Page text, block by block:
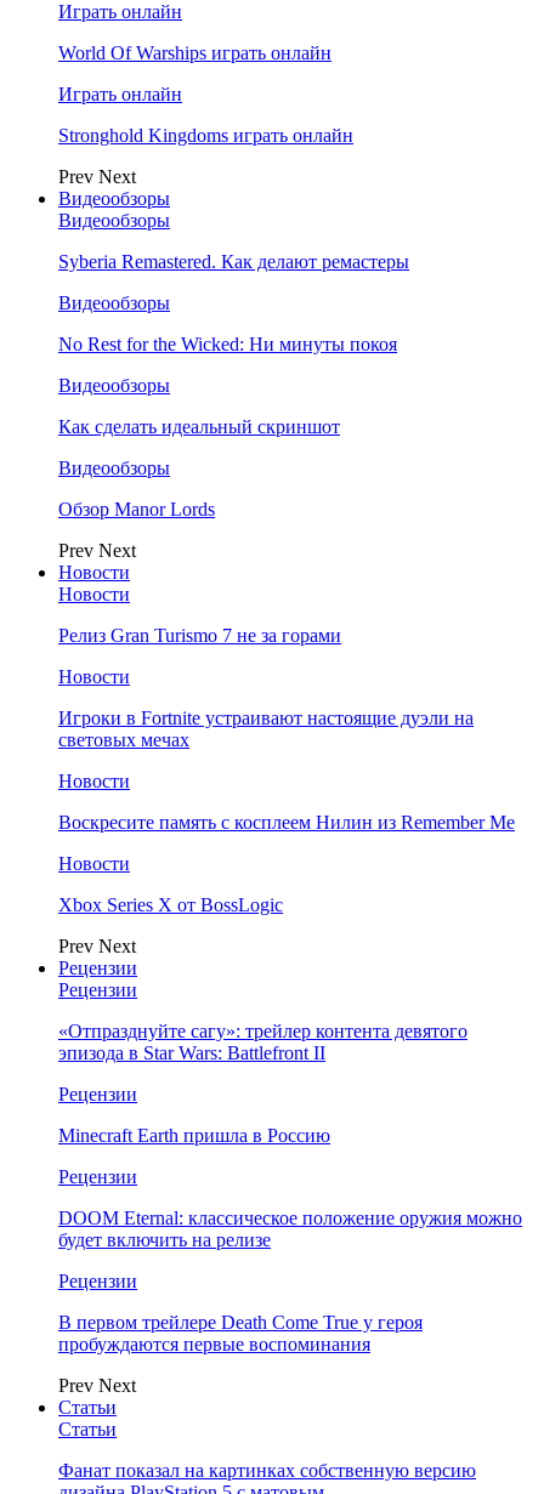
Играть онлайн
World Of Warships играть онлайн
Играть онлайн
Stronghold Kingdoms играть онлайн
Prev Next
Видеообзоры
Видеообзоры
Syberia Remastered. Как делают ремастеры
Видеообзоры
No Rest for the Wicked: Ни минуты покоя
Видеообзоры
Как сделать идеальный скриншот
Видеообзоры
Обзор Manor Lords
Prev Next
Новости
Новости
Релиз Gran Turismo 7 не за горами
Новости
Игроки в Fortnite устраивают настоящие дуэли на
световых мечах
Новости
Воскресите память с косплеем Нилин из Remember Me
Новости
Xbox Series X от BossLogic
Prev Next
Рецензии
Рецензии
«Отпразднуйте сагу»: трейлер контента девятого
эпизода в Star Wars: Battlefront II
Рецензии
Minecraft Earth пришла в Россию
Рецензии
DOOM Eternal: классическое положение оружия можно
будет включить на релизе
Рецензии
В первом трейлере Death Come True у героя
пробуждаются первые воспоминания
Prev Next
Статьи
Статьи
Фанат показал на картинках собственную версию